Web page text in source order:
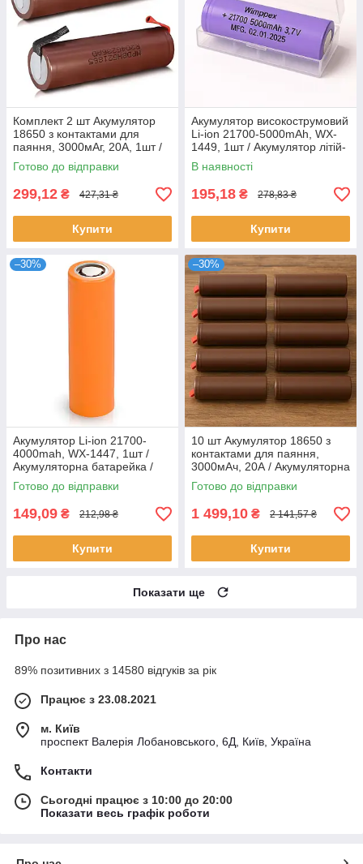
Комплект 2 шт Акумулятор
18650 з контактами для
паяння, 3000мАг, 20А, 1шт /
Акумуляторна батарея
Готово до відправки
299,12 ₴ 427,31 ₴
Купити
Акумулятор високострумовий
Li-ion 21700-5000mAh, WX-
1449, 1шт / Акумулятор літій-
іонний
В наявності
195,18 ₴ 278,83 ₴
Купити
–30%
Акумулятор Li-ion 21700-
4000mah, WX-1447, 1шт /
Акумуляторна батарейка /
Акумулятор літій-іонний
Готово до відправки
149,09 ₴ 212,98 ₴
Купити
–30%
10 шт Акумулятор 18650 з
контактами для паяння,
3000мАч, 20А / Акумуляторна
батарея / Акумулятор для
паяння
Готово до відправки
1 499,10 ₴ 2 141,57 ₴
Купити
Показати ще
Про нас
89% позитивних з 14580 відгуків за рік
Працює з 23.08.2021
м. Київ
проспект Валерія Лобановського, 6Д, Київ, Україна
Контакти
Сьогодні працює з 10:00 до 20:00
Показати весь графік роботи